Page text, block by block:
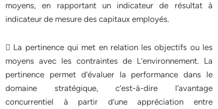
moyens, en rapportant un indicateur de résultat à
indicateur de mesure des capitaux employés.
 La pertinence qui met en relation les objectifs ou les
moyens avec les contraintes de L’environnement. La
pertinence permet d’évaluer la performance dans le
domaine stratégique, c’est-à-dire l’avantage
concurrentiel à partir d’une appréciation entre